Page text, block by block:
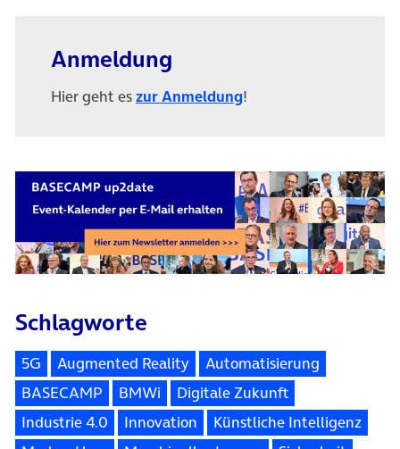
Anmeldung
Hier geht eszur Anmeldung!
Schlagworte
5G Augmented Reality
Automatisierung
BASECAMP
BMWi
Digitale Zukunft
Industrie 4.0
Innovation
Künstliche Intelligenz